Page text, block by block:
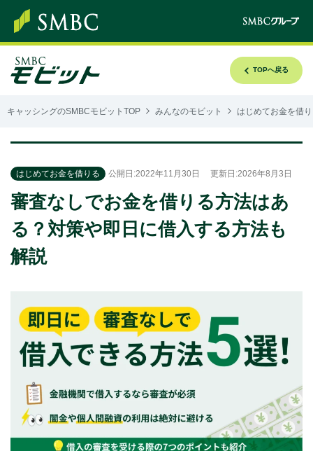
TOPへ戻る
キャッシングのSMBCモビットTOP みんなのモビット はじめてお金を借
はじめてお金を借りる 公開日:2022年11月30日 更新日:2026年8月3日
審査なしでお金を借りる方法はあ
る？対策や即日に借入する方法も
解説